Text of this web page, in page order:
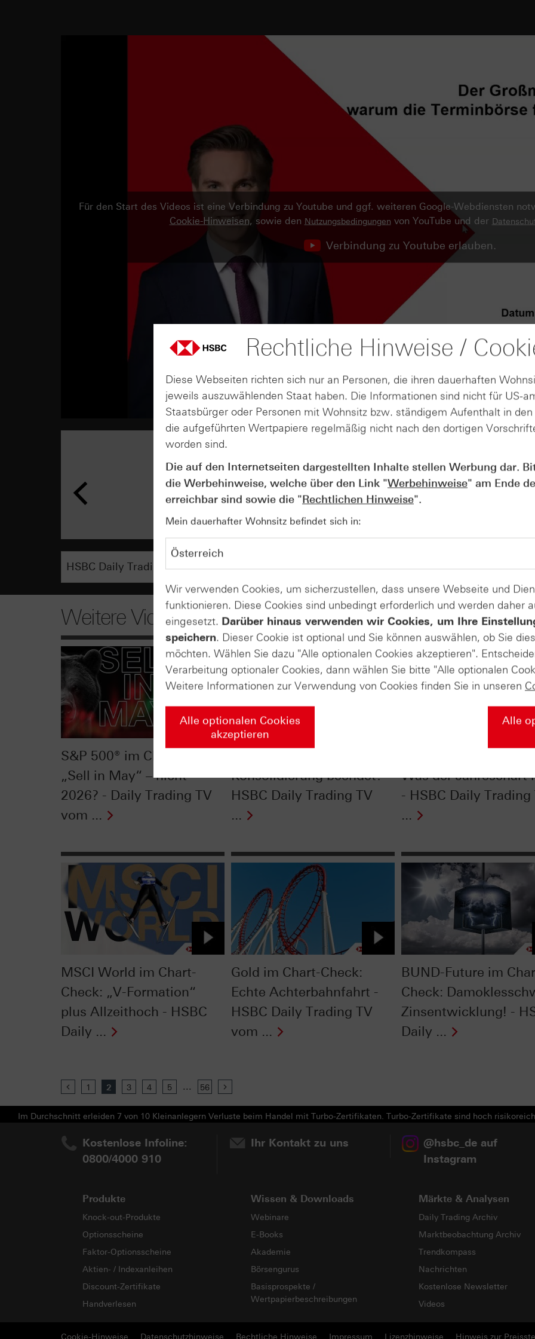
Für den Start des Videos ist eine Verbindung zu Youtube und ggf. weiteren Google-Webdiensten
Cookie-Hinweisen, sowie den Nutzungsbedingungen von YouTube und der
Verbindung zu Youtube erlauben.
AUGUST
04
Der Blick ins Kleingedruckte:
Kündigungen bei Derivaten -
vom 04.08.2026
Weitere Videos
S&P 500® im Chart-Check:
„Sell in May“ – nicht
2026? - Daily Trading TV
vom ...
Konsolidierung beendet? -
HSBC Daily Trading TV
...
Was der Jahreschart
- HSBC Daily Trading
...
MSCI World im Chart-
Check: „V-Formation“
plus Allzeithoch - HSBC
Daily ...
Gold im Chart-Check:
Echte Achterbahnfahrt -
HSBC Daily Trading TV
vom ...
BUND-Future im
Check:
Zinsentwicklung! -
Daily ...
Previous
1 2 3 4 5 ... 56
Im Durchschnitt erleiden 7 von 10 Kleinanlegern Verluste beim Handel mit Turbo-Zertifikaten. Turbo-Zertifikate sind hoch
Kostenlose Infoline:
0800/4000 910
Ihr Kontakt zu uns
@hsbc_de auf
Instagram
Produkte
Knock-out-Produkte
Optionsscheine
Faktor-Optionsscheine
Aktien- / Indexanleihen
Discount-Zertifikate
Handverlesen
Wissen & Downloads
Webinare
E-Books
Akademie
Börsengurus
Basisprospekte /
Wertpapierbeschreibungen
Märkte & Analysen
Daily Trading Archiv
Marktbeobachtung Archiv
Trendkompass
Nachrichten
Kostenlose Newsletter
Videos
Cookie-Hinweise Datenschutzhinweise Rechtliche Hinweise Impressum Lizenzhinweise Hinweis zur
Rechtliche Hinweise /
Diese Webseiten richten sich nur an Personen, die ihren dauerhaften
jeweils auszuwählenden Staat haben. Die Informationen sind nicht für US-
Staatsbürger oder Personen mit Wohnsitz bzw. ständigem Aufenthalt in
die aufgeführten Wertpapiere regelmäßig nicht nach den dortigen
worden sind.
Die auf den Internetseiten dargestellten Inhalte stellen Werbung dar.
die Werbehinweise, welche über den Link "Werbehinweise" am Ende
erreichbar sind sowie die "Rechtlichen Hinweise".
Mein dauerhafter Wohnsitz befindet sich in:
Wir verwenden Cookies, um sicherzustellen, dass unsere Webseite und
funktionieren. Diese Cookies sind unbedingt erforderlich und werden daher
eingesetzt. Darüber hinaus verwenden wir Cookies, um Ihre
speichern. Dieser Cookie ist optional und Sie können auswählen, ob Sie
möchten. Wählen Sie dazu "Alle optionalen Cookies akzeptieren".
Verarbeitung optionaler Cookies, dann wählen Sie bitte "Alle optionalen
Weitere Informationen zur Verwendung von Cookies finden Sie in unseren
Alle optionalen Cookies
akzeptieren
Alle